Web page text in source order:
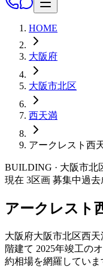
HOME
大阪府
大阪市北区
西天満
アークレスト西
BUILDING · 大阪市北
現在 3区画 募集中過去
アークレスト
大阪府大阪市北区西天
階建て 2025年竣工の
約相場を網羅していま